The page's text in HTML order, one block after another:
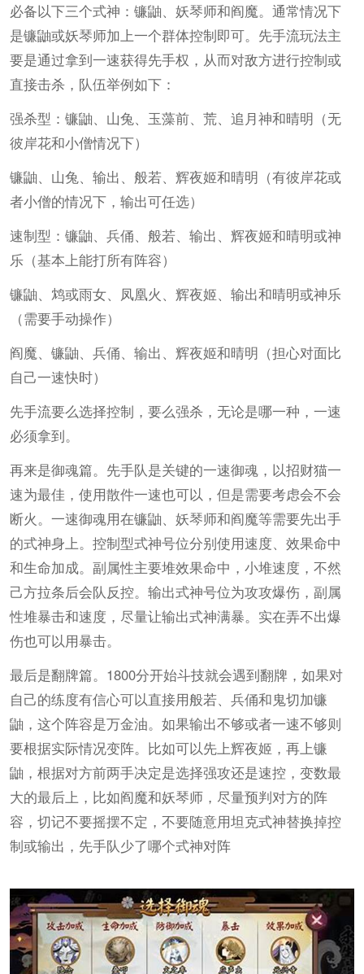
必备以下三个式神：镰鼬、妖琴师和阎魔。通常情况下
是镰鼬或妖琴师加上一个群体控制即可。先手流玩法主
要是通过拿到一速获得先手权，从而对敌方进行控制或
直接击杀，队伍举例如下：
强杀型：镰鼬、山兔、玉藻前、荒、追月神和晴明（无
彼岸花和小僧情况下）
镰鼬、山兔、输出、般若、辉夜姬和晴明（有彼岸花或
者小僧的情况下，输出可任选）
速制型：镰鼬、兵俑、般若、输出、辉夜姬和晴明或神
乐（基本上能打所有阵容）
镰鼬、鸩或雨女、凤凰火、辉夜姬、输出和晴明或神乐
（需要手动操作）
阎魔、镰鼬、兵俑、输出、辉夜姬和晴明（担心对面比
自己一速快时）
先手流要么选择控制，要么强杀，无论是哪一种，一速
必须拿到。
再来是御魂篇。先手队是关键的一速御魂，以招财猫一
速为最佳，使用散件一速也可以，但是需要考虑会不会
断火。一速御魂用在镰鼬、妖琴师和阎魔等需要先出手
的式神身上。控制型式神号位分别使用速度、效果命中
和生命加成。副属性主要堆效果命中，小堆速度，不然
己方拉条后会队反控。输出式神号位为攻攻爆伤，副属
性堆暴击和速度，尽量让输出式神满暴。实在弄不出爆
伤也可以用暴击。
最后是翻牌篇。1800分开始斗技就会遇到翻牌，如果对
自己的练度有信心可以直接用般若、兵俑和鬼切加镰
鼬，这个阵容是万金油。如果输出不够或者一速不够则
要根据实际情况变阵。比如可以先上辉夜姬，再上镰
鼬，根据对方前两手决定是选择强攻还是速控，变数最
大的最后上，比如阎魔和妖琴师，尽量预判对方的阵
容，切记不要摇摆不定，不要随意用坦克式神替换掉控
制或输出，先手队少了哪个式神对阵